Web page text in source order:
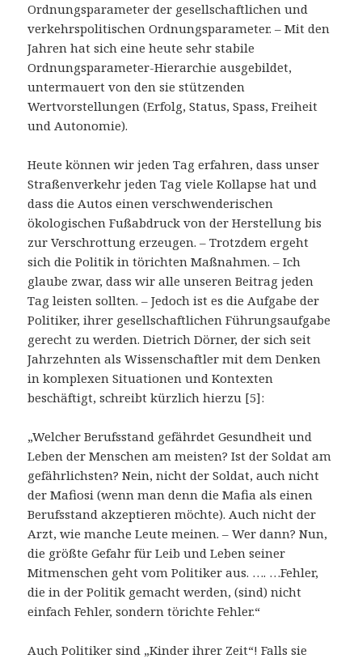
Ordnungsparameter der gesellschaftlichen und
verkehrspolitischen Ordnungsparameter. – Mit den
Jahren hat sich eine heute sehr stabile
Ordnungsparameter-Hierarchie ausgebildet,
untermauert von den sie stützenden
Wertvorstellungen (Erfolg, Status, Spass, Freiheit
und Autonomie).
Heute können wir jeden Tag erfahren, dass unser
Straßenverkehr jeden Tag viele Kollapse hat und
dass die Autos einen verschwenderischen
ökologischen Fußabdruck von der Herstellung bis
zur Verschrottung erzeugen. – Trotzdem ergeht
sich die Politik in törichten Maßnahmen. – Ich
glaube zwar, dass wir alle unseren Beitrag jeden
Tag leisten sollten. – Jedoch ist es die Aufgabe der
Politiker, ihrer gesellschaftlichen Führungsaufgabe
gerecht zu werden. Dietrich Dörner, der sich seit
Jahrzehnten als Wissenschaftler mit dem Denken
in komplexen Situationen und Kontexten
beschäftigt, schreibt kürzlich hierzu [5]:
„Welcher Berufsstand gefährdet Gesundheit und
Leben der Menschen am meisten? Ist der Soldat am
gefährlichsten? Nein, nicht der Soldat, auch nicht
der Mafiosi (wenn man denn die Mafia als einen
Berufsstand akzeptieren möchte). Auch nicht der
Arzt, wie manche Leute meinen. – Wer dann? Nun,
die größte Gefahr für Leib und Leben seiner
Mitmenschen geht vom Politiker aus. …. …Fehler,
die in der Politik gemacht werden, (sind) nicht
einfach Fehler, sondern törichte Fehler.“
Auch Politiker sind „Kinder ihrer Zeit“! Falls sie